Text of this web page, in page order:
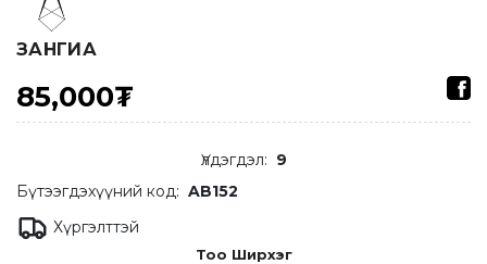
ЗАНГИА
85,000₮
Үлдэгдэл: 9
Бүтээгдэхүүний код: AB152
Хүргэлттэй
Тоо Ширхэг